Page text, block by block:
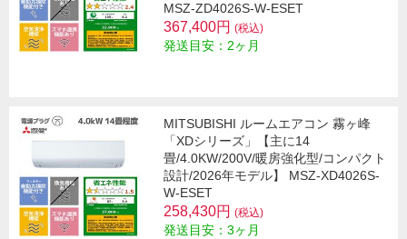
MSZ-ZD4026S-W-ESET
367,400円 (税込)
発送目安：2ヶ月
MITSUBISHI ルームエアコン 霧ヶ峰
「XDシリーズ」【主に14
畳/4.0KW/200V/暖房強化型/コンパクト
設計/2026年モデル】 MSZ-XD4026S-
W-ESET
258,430円 (税込)
発送目安：3ヶ月